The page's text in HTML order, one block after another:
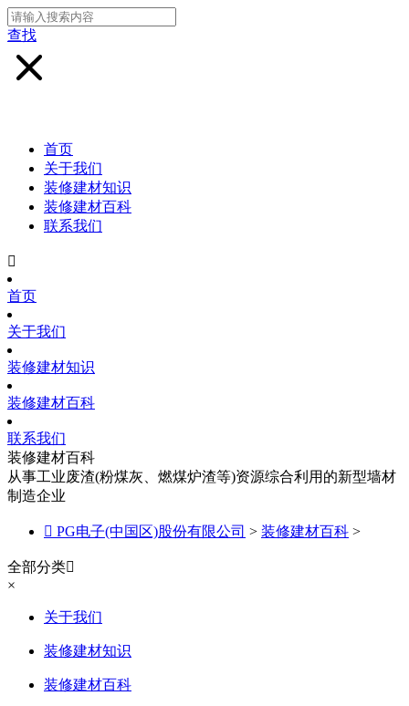
查找
首页
关于我们
装修建材知识
装修建材百科
联系我们

首页
关于我们
装修建材知识
装修建材百科
联系我们
装修建材百科
从事工业废渣(粉煤灰、燃煤炉渣等)资源综合利用的新型墙材
制造企业
 PG电子(中国区)股份有限公司 > 装修建材百科 >
全部分类
×
关于我们
装修建材知识
装修建材百科